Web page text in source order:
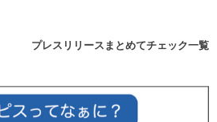
プレスリリースまとめてチェック一覧